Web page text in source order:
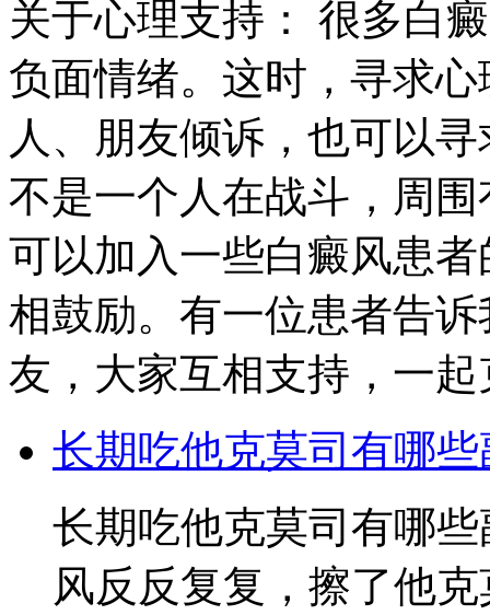
关于心理支持： 很多白
负面情绪。这时，寻求
人、朋友倾诉，也可以
不是一个人在战斗，周
可以加入一些白癜风患
相鼓励。有一位患者告
友，大家互相支持，一
长期吃他克莫司有哪
长期吃他克莫司有哪
风反反复复，擦了他